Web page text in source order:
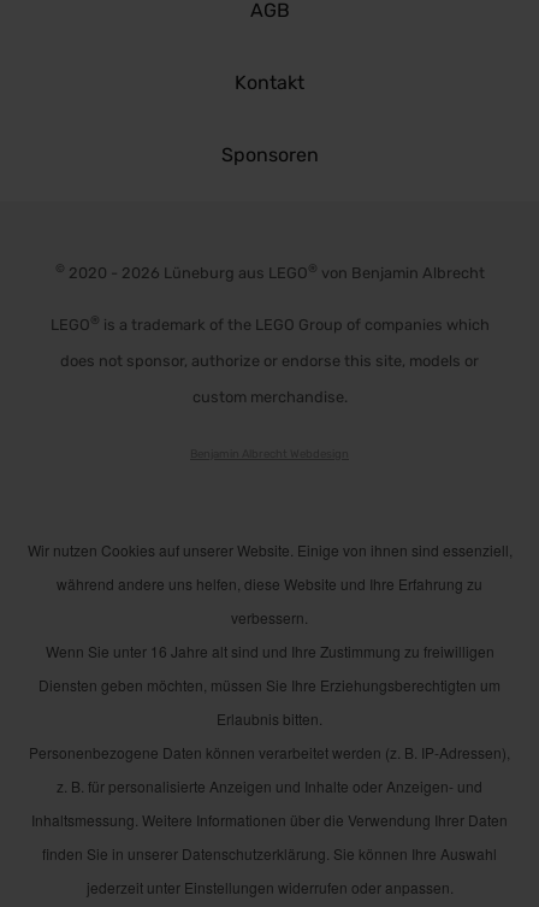
Wir nutzen Cookies auf unserer Website. Einige von ihnen sind essenziell,
während andere uns helfen, diese Website und Ihre Erfahrung zu
verbessern.
Wenn Sie unter 16 Jahre alt sind und Ihre Zustimmung zu freiwilligen
Diensten geben möchten, müssen Sie Ihre Erziehungsberechtigten um
Erlaubnis bitten.
Personenbezogene Daten können verarbeitet werden (z. B. IP-Adressen),
z. B. für personalisierte Anzeigen und Inhalte oder Anzeigen- und
Inhaltsmessung. Weitere Informationen über die Verwendung Ihrer Daten
finden Sie in unserer Datenschutzerklärung. Sie können Ihre Auswahl
jederzeit unter Einstellungen widerrufen oder anpassen.
AGB
Kontakt
Sponsoren
© 2020 - 2026 Lüneburg aus LEGO® von Benjamin Albrecht
LEGO® is a trademark of the LEGO Group of companies which
does not sponsor, authorize or endorse this site, models or
custom merchandise.